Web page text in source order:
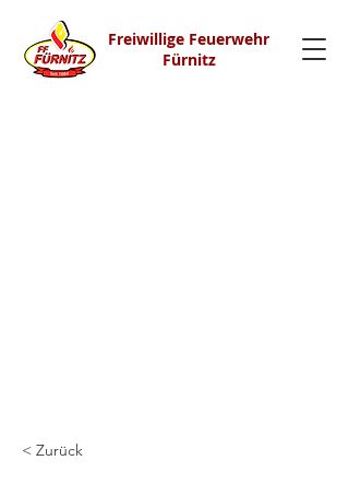
Freiwillige Feuerwehr
Fürnitz
< Zurück